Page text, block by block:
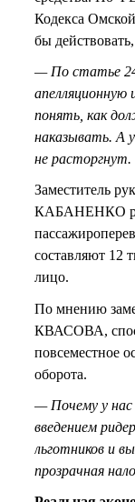
Кодекса
бы
— По статье
апелляционную
понять, как
наказывать. А
не расторгнут.
Заместитель
КАБАНЕНКО
составляют 12
лицо.
По мнению
КВАСОВА,
повсеместное
оборота.
— Почему у нас
введением
льготников и
прозрачная